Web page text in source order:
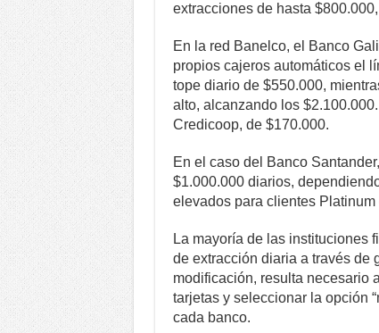
extracciones de hasta
En la red Banelco, el Banco
propios cajeros automáticos el
tope diario de $550.000,
alto, alcanzando los
Credicoop, de $170.000.
En el caso del Banco
$1.000.000 diarios,
elevados para clientes Platinum
La mayoría de las instituciones
de extracción diaria a través de
modificación, resulta necesario
tarjetas y seleccionar la opción
cada banco.